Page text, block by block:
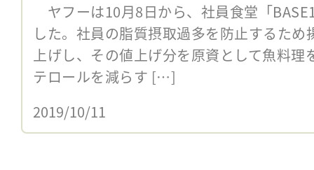
ヤフーは10月8日から、社員食堂「
した。社員の脂質摂取過多を防止するた
上げし、その値上げ分を原資として魚料理
テロールを減らす […]
2019/10/11